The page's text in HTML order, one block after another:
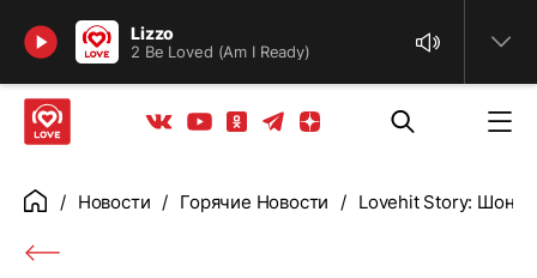
Lizzo
2 Be Loved (Am I Ready)
Найти
Вконтакте
YoutubeОдноклассники
ТелеграмЯндекс дзен
ГлавнаяНовости Горячие Новости Lovehit Story: Шон